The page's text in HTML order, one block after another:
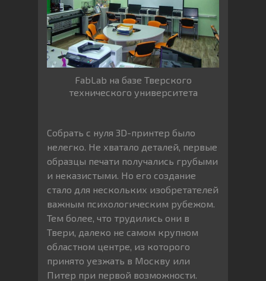
FabLab на базе Тверского
технического университета
Собрать с нуля 3D-принтер было
нелегко. Не хватало деталей, первые
образцы печати получались грубыми
и неказистыми. Но его создание
стало для нескольких изобретателей
важным психологическим рубежом.
Тем более, что трудились они в
Твери, далеко не самом крупном
областном центре, из которого
принято уезжать в Москву или
Питер при первой возможности.